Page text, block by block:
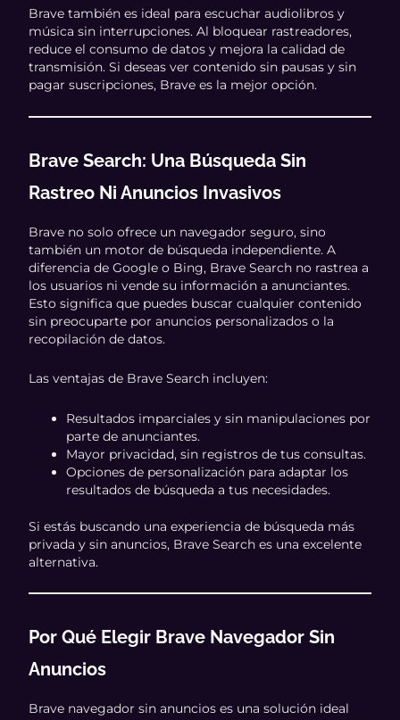
Brave también es ideal para escuchar audiolibros y
música sin interrupciones. Al bloquear rastreadores,
reduce el consumo de datos y mejora la calidad de
transmisión. Si deseas ver contenido sin pausas y sin
pagar suscripciones, Brave es la mejor opción.
Brave Search: Una Búsqueda Sin
Rastreo Ni Anuncios Invasivos
Brave no solo ofrece un navegador seguro, sino
también un motor de búsqueda independiente. A
diferencia de Google o Bing, Brave Search no rastrea a
los usuarios ni vende su información a anunciantes.
Esto significa que puedes buscar cualquier contenido
sin preocuparte por anuncios personalizados o la
recopilación de datos.
Las ventajas de Brave Search incluyen:
Resultados imparciales y sin manipulaciones por
parte de anunciantes.
Mayor privacidad, sin registros de tus consultas.
Opciones de personalización para adaptar los
resultados de búsqueda a tus necesidades.
Si estás buscando una experiencia de búsqueda más
privada y sin anuncios, Brave Search es una excelente
alternativa.
Por Qué Elegir Brave Navegador Sin
Anuncios
Brave navegador sin anuncios es una solución ideal